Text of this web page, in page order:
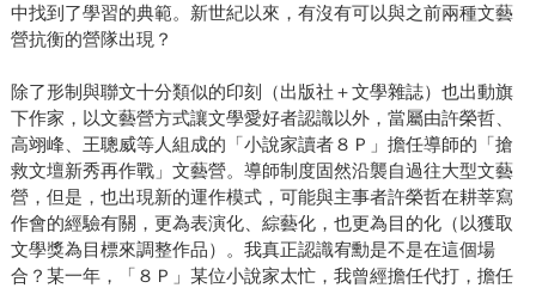
中找到了學習的典範。新世紀以來，有沒有可以與之前兩種文藝
營抗衡的營隊出現？
除了形制與聯文十分類似的印刻（出版社＋文學雜誌）也出動旗
下作家，以文藝營方式讓文學愛好者認識以外，當屬由許榮哲、
高翊峰、王聰威等人組成的「小說家讀者８Ｐ」擔任導師的「搶
救文壇新秀再作戰」文藝營。導師制度固然沿襲自過往大型文藝
營，但是，也出現新的運作模式，可能與主事者許榮哲在耕莘寫
作會的經驗有關，更為表演化、綜藝化，也更為目的化（以獲取
文學獎為目標來調整作品）。我真正認識宥勳是不是在這個場
合？某一年，「８Ｐ」某位小說家太忙，我曾經擔任代打，擔任